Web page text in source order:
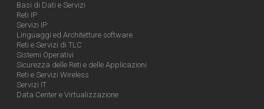
Basi di Dati e Servizi
Reti IP
Servizi IP
Linguaggi ed Architetture software
Reti e Servizi di TLC
Sistemi Operativi
Sicurezza delle Reti e delle Applicazioni
Reti e Servizi Wireless
Servizi IT
Data Center e Virtualizzazione